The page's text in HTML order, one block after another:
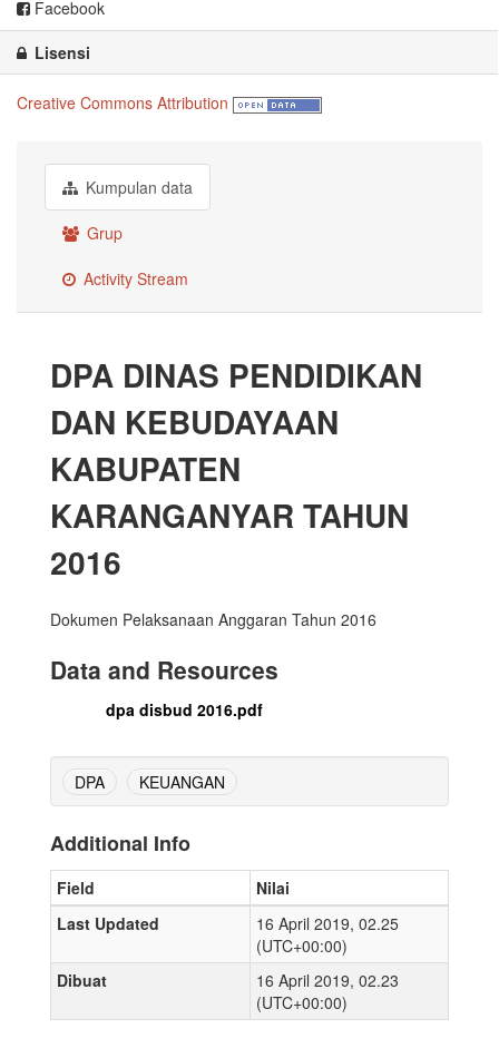
Facebook
Lisensi
Creative Commons Attribution
Kumpulan data
Grup
Activity Stream
DPA DINAS PENDIDIKAN
DAN KEBUDAYAAN
KABUPATEN
KARANGANYAR TAHUN
2016
Dokumen Pelaksanaan Anggaran Tahun 2016
Data and Resources
dpa disbud 2016.pdf
DPA KEUANGAN
Additional Info
Field
Nilai
Last Updated
16 April 2019, 02.25
(UTC+00:00)
Dibuat
16 April 2019, 02.23
(UTC+00:00)